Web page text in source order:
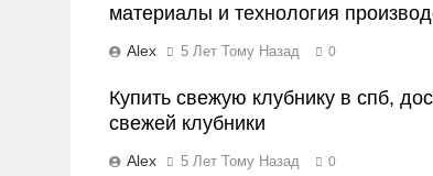
материалы и технология
Alex 5 Лет Тому Назад 0
Купить свежую клубнику в спб,
свежей клубники
Alex 5 Лет Тому Назад 0